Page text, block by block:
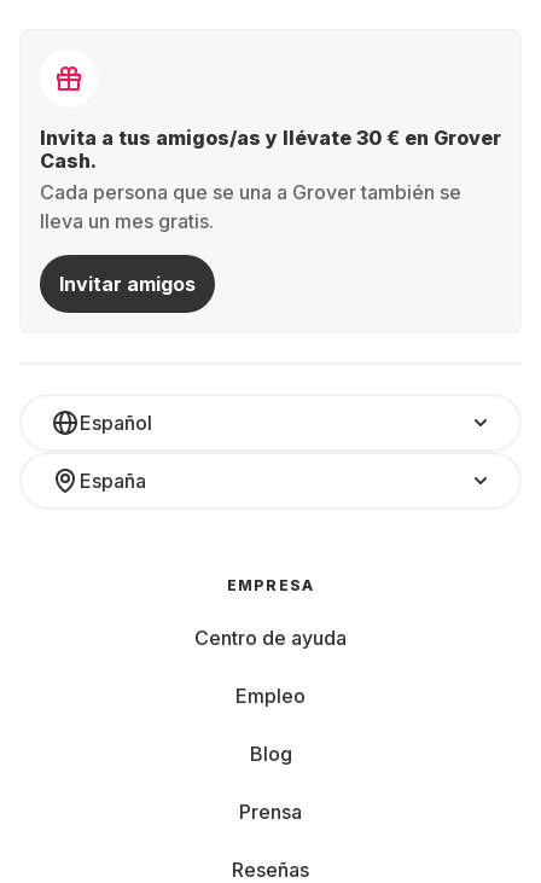
Invita a tus amigos/as y llévate 30 € en Grover
Cash.
Cada persona que se una a Grover también se
lleva un mes gratis.
Invitar amigos
Español
España
EMPRESA
Centro de ayuda
Empleo
Blog
Prensa
Reseñas